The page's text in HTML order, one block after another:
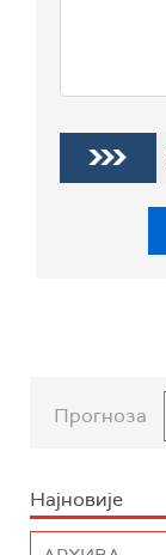
Прогноза
Најновије